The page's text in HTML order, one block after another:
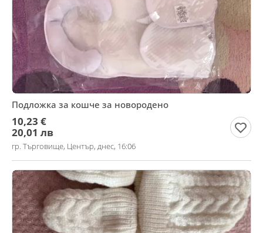
Подложка за кошче за новородено
10,23 €
20,01 лв
гр. Търговище, Център, днес, 16:06